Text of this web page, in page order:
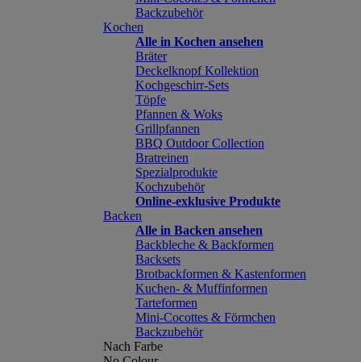
Backzubehör
Kochen
Alle in Kochen ansehen
Bräter
Deckelknopf Kollektion
Kochgeschirr-Sets
Töpfe
Pfannen & Woks
Grillpfannen
BBQ Outdoor Collection
Bratreinen
Spezialprodukte
Kochzubehör
Online-exklusive Produkte
Backen
Alle in Backen ansehen
Backbleche & Backformen
Backsets
Brotbackformen & Kastenformen
Kuchen- & Muffinformen
Tarteformen
Mini-Cocottes & Förmchen
Backzubehör
Nach Farbe